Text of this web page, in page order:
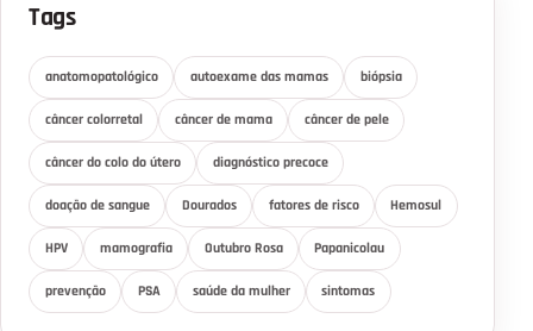
Tags
anatomopatológico autoexame das mamas biópsia
câncer colorretal câncer de mama câncer de pele
câncer do colo do útero diagnóstico precoce
doação de sangue Dourados fatores de risco Hemosul
HPV mamografia Outubro Rosa Papanicolau
prevenção PSA saúde da mulher sintomas